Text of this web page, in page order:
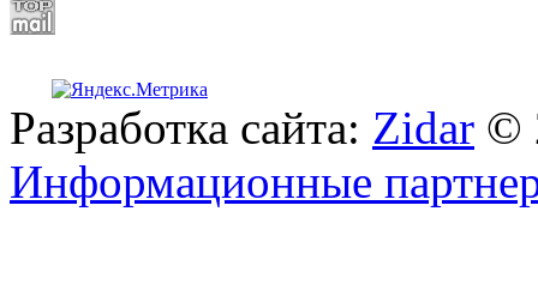
Разработка сайта: Zidar ©
Информационные